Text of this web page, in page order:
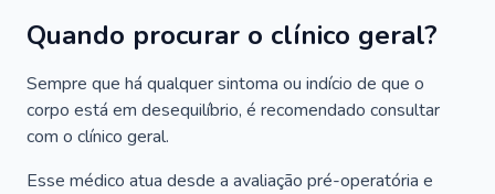
Quando procurar o clínico geral?
Sempre que há qualquer sintoma ou indício de que o
corpo está em desequilíbrio, é recomendado consultar
com o clínico geral.
Esse médico atua desde a avaliação pré-operatória e